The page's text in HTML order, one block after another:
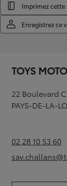
Imprimez cette
Enregistrez ce
TOYS
22 Boulevard
PAYS-DE-LA-
02 28 10 53 60
(Opens